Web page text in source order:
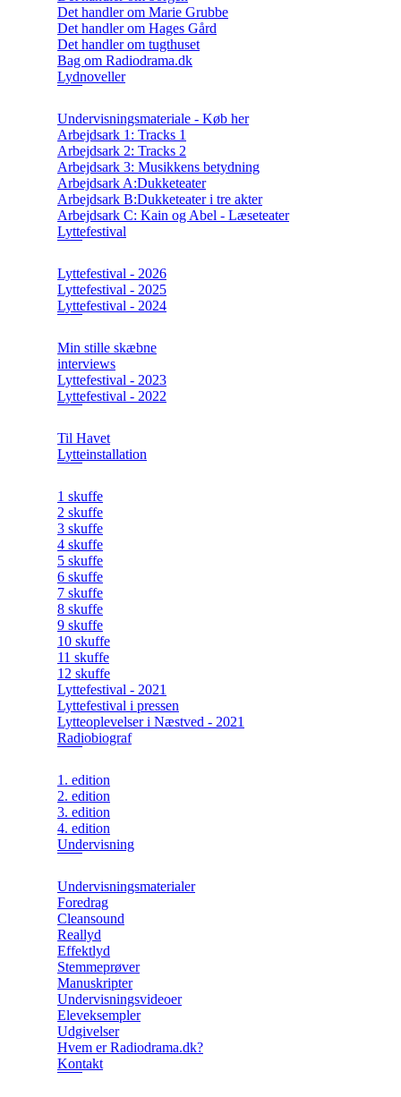
Det handler om Marie Grubbe
Det handler om Hages Gård
Det handler om tugthuset
Bag om Radiodrama.dk
Lydnoveller
Undervisningsmateriale - Køb her
Arbejdsark 1: Tracks 1
Arbejdsark 2: Tracks 2
Arbejdsark 3: Musikkens betydning
Arbejdsark A:Dukketeater
Arbejdsark B:Dukketeater i tre akter
Arbejdsark C: Kain og Abel - Læseteater
Lyttefestival
Lyttefestival - 2026
Lyttefestival - 2025
Lyttefestival - 2024
Min stille skæbne
interviews
Lyttefestival - 2023
Lyttefestival - 2022
Til Havet
Lytteinstallation
1 skuffe
2 skuffe
3 skuffe
4 skuffe
5 skuffe
6 skuffe
7 skuffe
8 skuffe
9 skuffe
10 skuffe
11 skuffe
12 skuffe
Lyttefestival - 2021
Lyttefestival i pressen
Lytteoplevelser i Næstved - 2021
Radiobiograf
1. edition
2. edition
3. edition
4. edition
Undervisning
Undervisningsmaterialer
Foredrag
Cleansound
Reallyd
Effektlyd
Stemmeprøver
Manuskripter
Undervisningsvideoer
Eleveksempler
Udgivelser
Hvem er Radiodrama.dk?
Kontakt